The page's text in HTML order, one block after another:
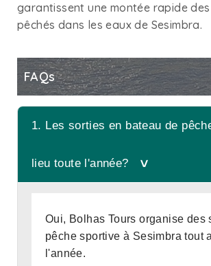
garantissent une montée rapide
pêchés dans les eaux de Sesimbra.
FAQs
1. Les sorties en bateau de
lieu toute l'année?
Oui, Bolhas Tours organise des
pêche sportive à Sesimbra tout
l'année.